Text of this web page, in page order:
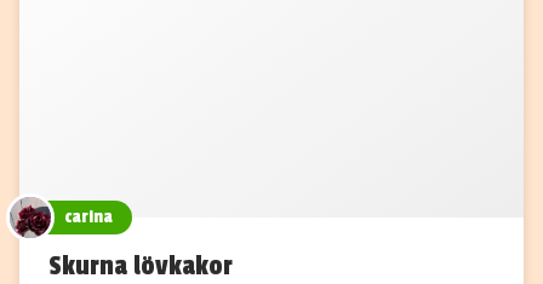
carina
Skurna lövkakor